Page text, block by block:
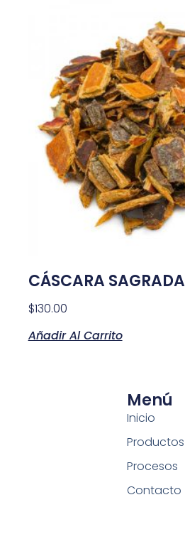
CÁSCARA SAGRADA
$130.00
Añadir Al Carrito
Menú
Inicio
Productos
Procesos
Contacto